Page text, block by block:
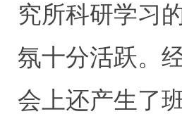
究所科研学习
氛十分活跃。
会上还产生了